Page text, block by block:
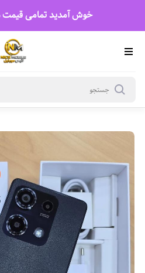
خوش آمدید تمامی قیمت